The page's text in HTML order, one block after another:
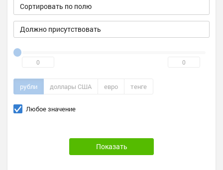
Сортировать по полю
Должно присутствовать
рубли доллары США евро тенге
Любое значение